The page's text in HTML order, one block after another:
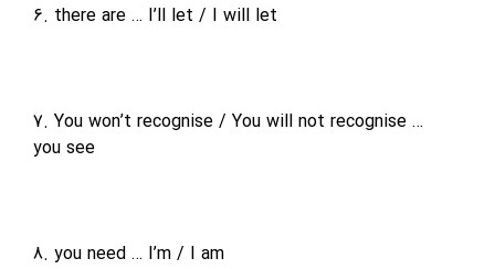
6. there are … I’ll let / I will let
7. You won’t recognise / You will not recognise …
you see
8. you need … I’m / I am